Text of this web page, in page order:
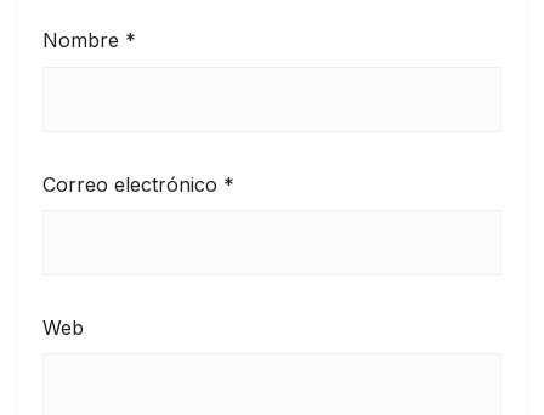
Nombre *
Correo electrónico *
Web